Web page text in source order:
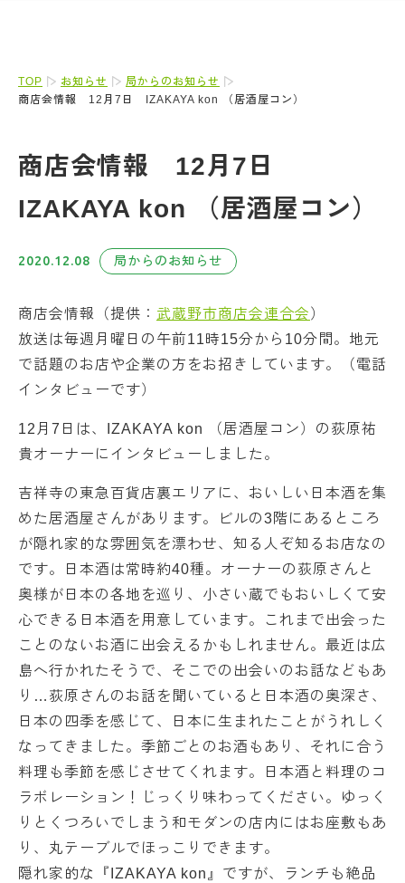
TOP お知らせ
局からのお知らせ
商店会情報 12月7日 IZAKAYA kon （居酒屋コン）
商店会情報 12月7日
IZAKAYA kon （居酒屋コン）
2020.12.08 局からのお知らせ
商店会情報（提供： 武蔵野市商店会連合会 ）
放送は毎週月曜日の午前11時15分から10分間。地元
で話題のお店や企業の方をお招きしています。（電話
インタビューです）
12月7日は、IZAKAYA kon （居酒屋コン）の荻原祐
貴オーナーにインタビューしました。
吉祥寺の東急百貨店裏エリアに、おいしい日本酒を集
めた居酒屋さんがあります。ビルの3階にあるところ
が隠れ家的な雰囲気を漂わせ、知る人ぞ知るお店なの
です。日本酒は常時約40種。オーナーの荻原さんと
奥様が日本の各地を巡り、小さい蔵でもおいしくて安
心できる日本酒を用意しています。これまで出会った
ことのないお酒に出会えるかもしれません。最近は広
島へ行かれたそうで、そこでの出会いのお話などもあ
り…荻原さんのお話を聞いていると日本酒の奥深さ、
日本の四季を感じて、日本に生まれたことがうれしく
なってきました。季節ごとのお酒もあり、それに合う
料理も季節を感じさせてくれます。日本酒と料理のコ
ラボレーション！じっくり味わってください。ゆっく
りとくつろいでしまう和モダンの店内にはお座敷もあ
り、丸テーブルでほっこりできます。
隠れ家的な『IZAKAYA kon』ですが、ランチも絶品